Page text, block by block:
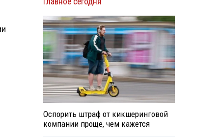
Оспорить штраф от кикшеринговой
компании проще, чем кажется